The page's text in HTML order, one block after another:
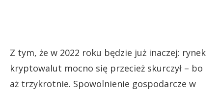
Z tym, że w 2022 roku będzie już inaczej: rynek
kryptowalut mocno się przecież skurczył – bo
aż trzykrotnie. Spowolnienie gospodarcze w